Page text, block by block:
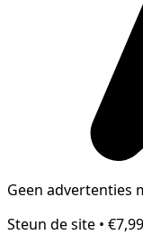
Geen advertenties
Steun de site •